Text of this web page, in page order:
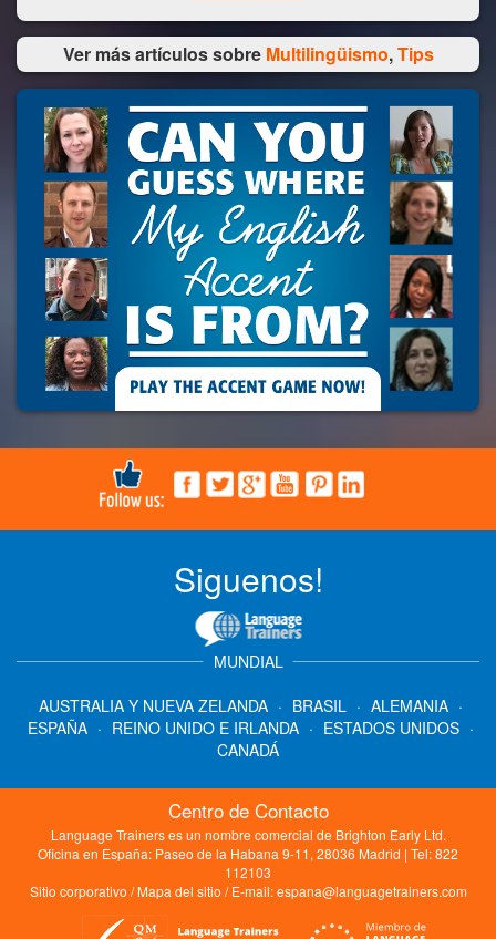
Ver más artículos sobre Multilingüismo,Tips
Siguenos!
MUNDIAL
AUSTRALIA Y NUEVA ZELANDA · BRASIL · ALEMANIA ·
ESPAÑA · REINO UNIDO E IRLANDA · ESTADOS UNIDOS ·
CANADÁ
Centro de Contacto
Language Trainers es un nombre comercial de Brighton Early Ltd.
Oficina en España: Paseo de la Habana 9-11, 28036 Madrid | Tel: 822
112103
Sitio corporativo /Mapa del sitio / E-mail:espana@languagetrainers.com